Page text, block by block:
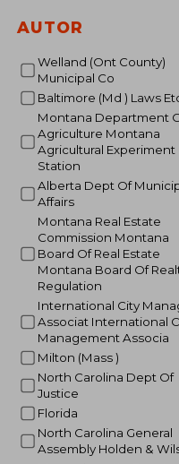
AUTOR
Welland (Ont County)
Municipal Co
Baltimore (Md ) Laws
Montana Department Of
Agriculture Montana
Agricultural Experiment
Station
Alberta Dept Of Municipal
Affairs
Montana Real Estate
Commission Montana
Board Of Real Estate
Montana Board Of
Regulation
International City Managers
Associat International
Management Associa
Milton (Mass )
North Carolina Dept Of
Justice
Florida
North Carolina General
Assembly Holden &